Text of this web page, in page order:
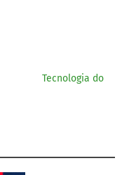
Tecnologia do